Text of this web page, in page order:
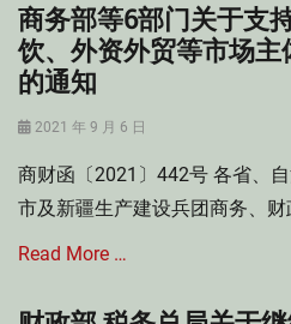
深
化
放
服
”
革
文
件
,
注
册
计
师
行
业
Categories
投
资
法
律
国
院
规
文
商务部等6部门关于支
饮、外资外贸等市场
的通知
Posted
2021 年 9 月 6 日
商财函〔2021〕442号 各省、
市及新疆生产建设兵团商务、财
Read More …
Categories